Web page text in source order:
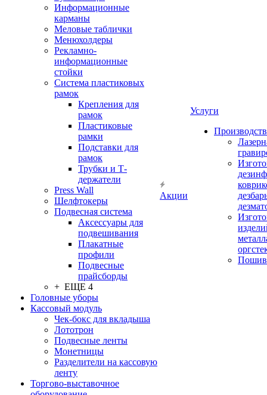
Информационные
карманы
Меловые таблички
Менюхолдеры
Рекламно-
информационные
стойки
Система пластиковых
рамок
Крепления для
рамок
Пластиковые
рамки
Подставки для
рамок
Трубки и Т-
держатели
Press Wall
Шелфтокеры
Подвесная система
Аксессуары для
подвешивания
Плакатные
профили
Подвесные
прайсборды
+ ЕЩЕ 4
Головные уборы
Кассовый модуль
Чек-бокс для вкладыша
Лототрон
Подвесные ленты
Монетницы
Разделители на кассовую
ленту
Торгово-выставочное
Акции
Услуги
Пошив